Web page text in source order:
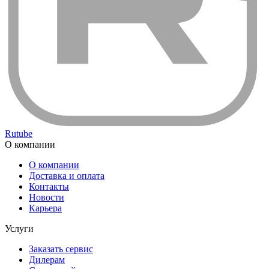
Rutube
О компании
О компании
Доставка и оплата
Контакты
Новости
Карьера
Услуги
Заказать сервис
Дилерам